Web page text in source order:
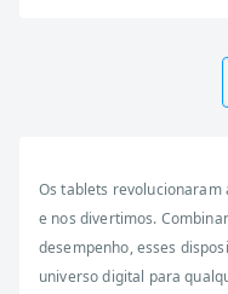
Os tablets
e nos divertimos.
desempenho, esses
universo digital para